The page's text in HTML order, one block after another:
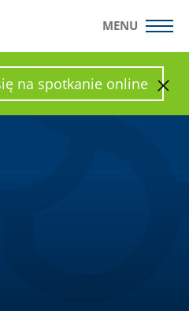
na spotkanie online
MENU
SKONFIGURUJ HALĘ